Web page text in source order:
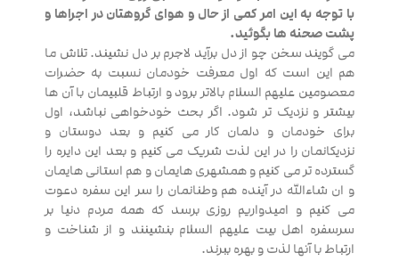
با توجه به این امر کمی از حال و هوای گروهتان در اجراها و
پشت صحنه ها بگوئید.
می گویند سخن چو از دل برآید لاجرم بر دل نشیند. تلاش ما
هم این است که اول معرفت خودمان نسبت به حضرات
معصومین علیهم السلام بالاتر برود و ارتباط قلبیمان با آن ها
بیشتر و نزدیک تر شود. اگر بحث خودخواهی نباشد، اول
برای خودمان و دلمان کار می کنیم و بعد دوستان و
نزدیکانمان را در این لذت شریک می کنیم و بعد این دایره را
گسترده تر می کنیم و همشهری هایمان و هم استانی هایمان
و ان شاءالله در آینده هم وطنانمان را سر این سفره دعوت
می کنیم و امیدواریم روزی برسد که همه مردم دنیا بر
سرسفره اهل بیت علیهم السلام بنشینند و از شناخت و
ارتباط با آنها لذت و بهره ببرند.